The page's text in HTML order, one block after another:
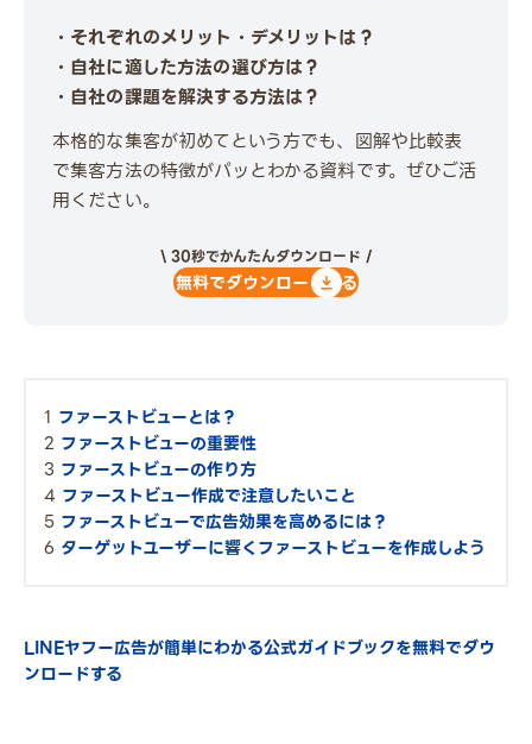
・それぞれのメリット・デメリットは？
・自社に適した方法の選び方は？
・自社の課題を解決する方法は？
本格的な集客が初めてという方でも、図解や比較表
で集客方法の特徴がパッとわかる資料です。ぜひご活
用ください。
\ 30秒でかんたんダウンロード /
無料でダウンロードする
ファーストビューとは？
ファーストビューの重要性
ファーストビューの作り方
ファーストビュー作成で注意したいこと
ファーストビューで広告効果を高めるには？
ターゲットユーザーに響くファーストビューを作成しよう
LINEヤフー広告が簡単にわかる公式ガイドブックを無料でダウ
ンロードする